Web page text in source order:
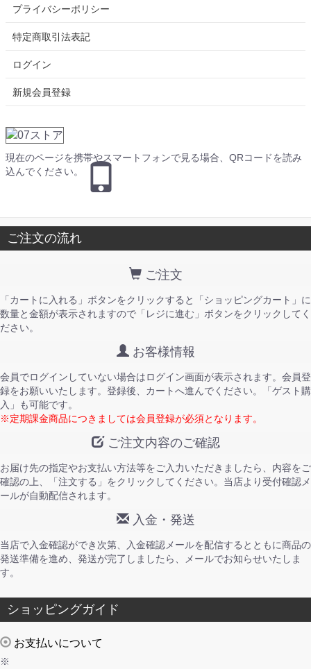
プライバシーポリシー
特定商取引法表記
ログイン
新規会員登録
現在のページを携帯やスマートフォンで見る場合、QRコードを読み
込んでください。
ご注文の流れ
ご注文
「カートに入れる」ボタンをクリックすると「ショッピングカート」に
数量と金額が表示されますので「レジに進む」ボタンをクリックしてく
ださい。
お客様情報
会員でログインしていない場合はログイン画面が表示されます。会員登
録をお願いいたします。登録後、カートへ進んでください。「ゲスト購
入」も可能です。
※定期課金商品につきましては会員登録が必須となります。
ご注文内容のご確認
お届け先の指定やお支払い方法等をご入力いただきましたら、内容をご
確認の上、「注文する」をクリックしてください。当店より受付確認メ
ールが自動配信されます。
入金・発送
当店で入金確認ができ次第、入金確認メールを配信するとともに商品の
発送準備を進め、発送が完了しましたら、メールでお知らせいたしま
す。
ショッピングガイド
お支払いについて
※